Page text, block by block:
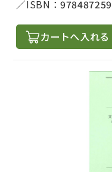
ISBN：
カートへ入れる